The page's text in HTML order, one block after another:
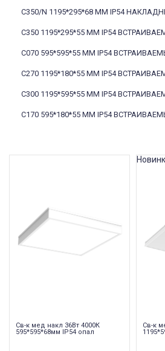
C350/N 1195*295*68 ММ IP54
C350 1195*295*55 ММ IP54
C070 595*595*55 ММ IP54
C270 1195*180*55 ММ IP54
C300 1195*595*55 ММ IP54
C170 595*180*55 ММ IP54
Св-к мед накл 36Вт 4000К
595*595*68мм IP54 опал
Св-к